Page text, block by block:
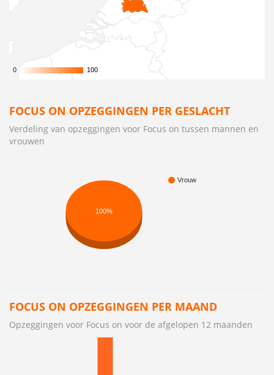
0
0 100
100
FOCUS ON OPZEGGINGEN PER GESLACHT
Verdeling van opzeggingen voor Focus on tussen mannen en
vrouwen
Vrouw
100%
FOCUS ON OPZEGGINGEN PER MAAND
Opzeggingen voor Focus on voor de afgelopen 12 maanden